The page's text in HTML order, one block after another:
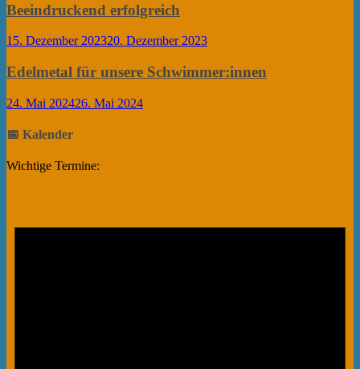
Beeindruckend erfolgreich
15. Dezember 202320. Dezember 2023
Edelmetal für unsere Schwimmer:innen
24. Mai 202426. Mai 2024
📅 Kalender
Wichtige Termine: